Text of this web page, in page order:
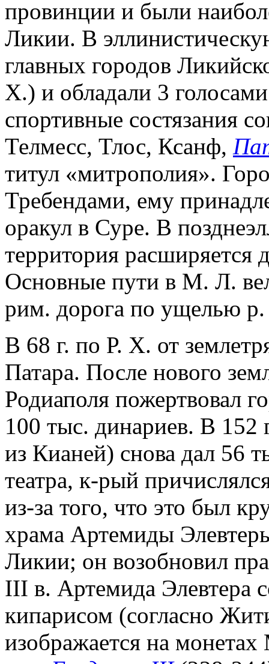
провинции и были
Ликии. В
главных городов
Х.) и обладали 3
спортивные состязания
Телмесс, Тлос, Ксанф,
титул «митрополия».
Требендами, ему
оракул в Суре. В
территория
Основные пути в М. Л.
рим. дорога по ущелью
В 68 г. по Р. Х. от
Патара. После нового
Родиаполя пожертвовал
100 тыс. динариев. В 152
из Кианей) снова дал 56
театра, к-рый
из-за того, что это был
храма Артемиды
Ликии; он возобновил
III в. Артемида Элевтера
кипарисом (согласно
изображается на